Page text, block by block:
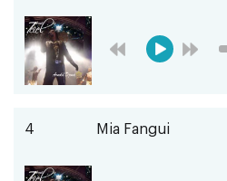
4 Mia Fangui